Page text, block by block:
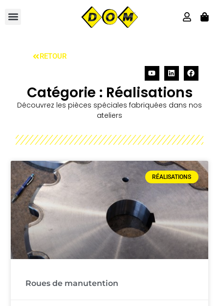
RETOUR
Catégorie : Réalisations
Découvrez les pièces spéciales fabriquées dans nos
ateliers
RÉALISATIONS
Roues de manutention